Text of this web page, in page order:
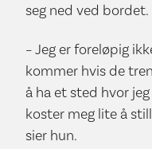
seg ned ved bordet.
– Jeg er foreløpig
kommer hvis de
å ha et sted hvor
koster meg lite å
sier hun.